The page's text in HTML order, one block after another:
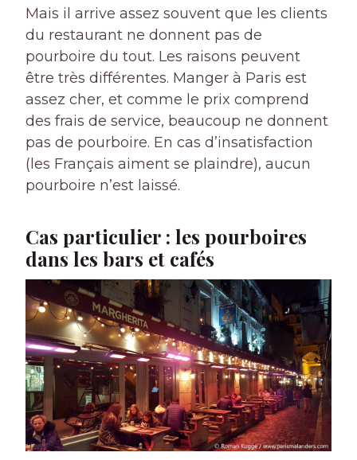
Mais il arrive assez souvent que les clients
du restaurant ne donnent pas de
pourboire du tout. Les raisons peuvent
être très différentes. Manger à Paris est
assez cher, et comme le prix comprend
des frais de service, beaucoup ne donnent
pas de pourboire. En cas d’insatisfaction
(les Français aiment se plaindre), aucun
pourboire n’est laissé.
Cas particulier : les pourboires
dans les bars et cafés